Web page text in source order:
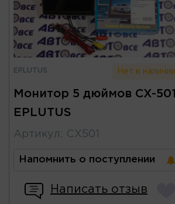
EPLUTUS Нет в наличии
Монитор 5 дюймов CX-501
EPLUTUS
Артикул : CX501
Напомнить о поступлении
Написать отзыв